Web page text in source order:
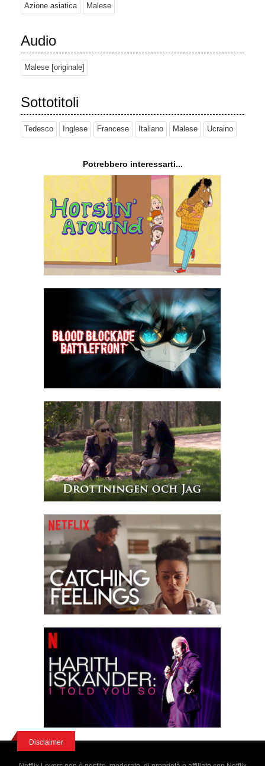
Azione asiatica Malese
Audio
Malese [originale]
Sottotitoli
Tedesco Inglese Francese Italiano Malese Ucraino
Potrebbero interessarti...
Disclaimer